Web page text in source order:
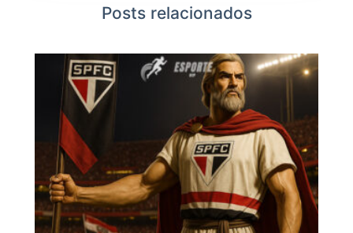
Posts relacionados